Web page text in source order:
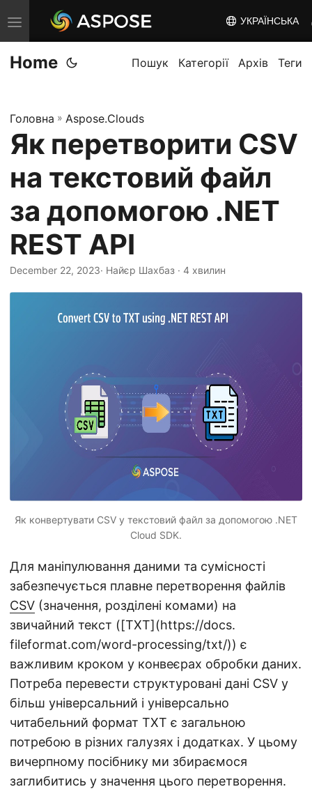
T
o
g
e
n
v
g
a
t
i
o
УКРАЇНСЬКА
Home Пошук Категорії Архів Теги
Головна » Aspose.Clouds
Як перетворити CSV
на текстовий файл
за допомогою .NET
REST API
December 22, 2023· Найєр Шахбаз · 4 хвилин
Як конвертувати CSV у текстовий файл за допомогою .NET
Cloud SDK.
Для маніпулювання даними та сумісності
забезпечується плавне перетворення файлів
CSV (значення, розділені комами) на
звичайний текст ([TXT](https://docs.
fileformat.com/word-processing/txt/)) є
важливим кроком у конвеєрах обробки даних.
Потреба перевести структуровані дані CSV у
більш універсальний і універсально
читабельний формат TXT є загальною
потребою в різних галузях і додатках. У цьому
вичерпному посібнику ми збираємося
заглибитись у значення цього перетворення.